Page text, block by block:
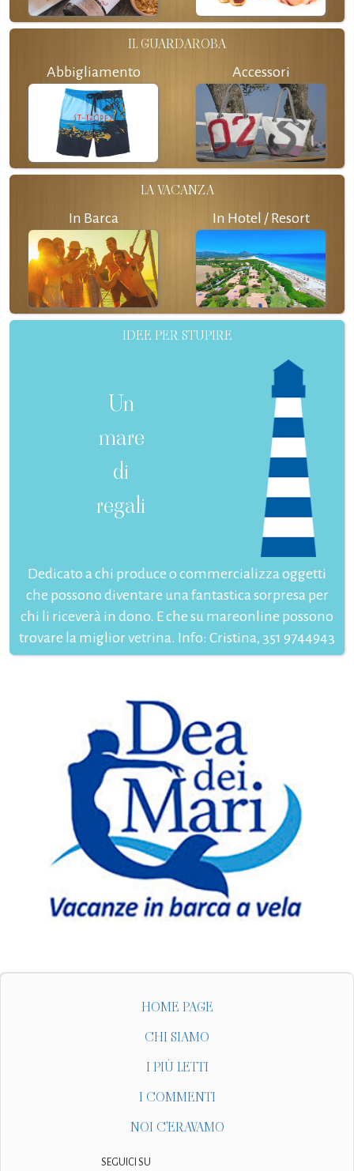
IL GUARDAROBA
Abbigliamento Accessori
LA VACANZA
In Barca In Hotel / Resort
IDEE PER STUPIRE
Un
mare
di
regali
Dedicato a chi produce o commercializza oggetti
che possono diventare una fantastica sorpresa per
chi li riceverà in dono. E che su mareonline possono
trovare la miglior vetrina. Info: Cristina, 351 9744943
HOME PAGE
CHI SIAMO
I PIÙ LETTI
I COMMENTI
NOI C'ERAVAMO
SEGUICI SU